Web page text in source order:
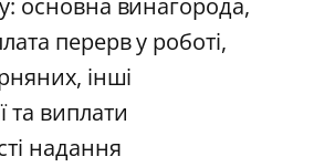
основна винагорода,
перерв у роботі,
інші
та виплати
надання